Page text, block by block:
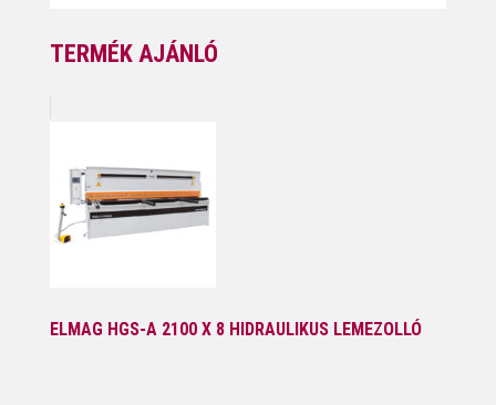
TERMÉK AJÁNLÓ
ELMAG HGS-A 2100 X 8 HIDRAULIKUS LEMEZOLLÓ